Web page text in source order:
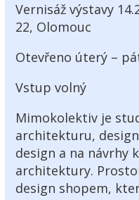
Vernisáž výstavy
22, Olomouc
Otevřeno úterý –
Vstup volný
Mimokolektiv je
architekturu,
design a na návrhy
architektury.
design shopem,